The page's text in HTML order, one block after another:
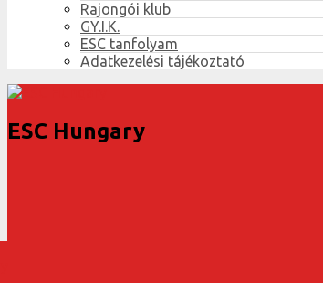
Rajongói klub
GY.I.K.
ESC tanfolyam
Adatkezelési tájékoztató
ESC Hungary